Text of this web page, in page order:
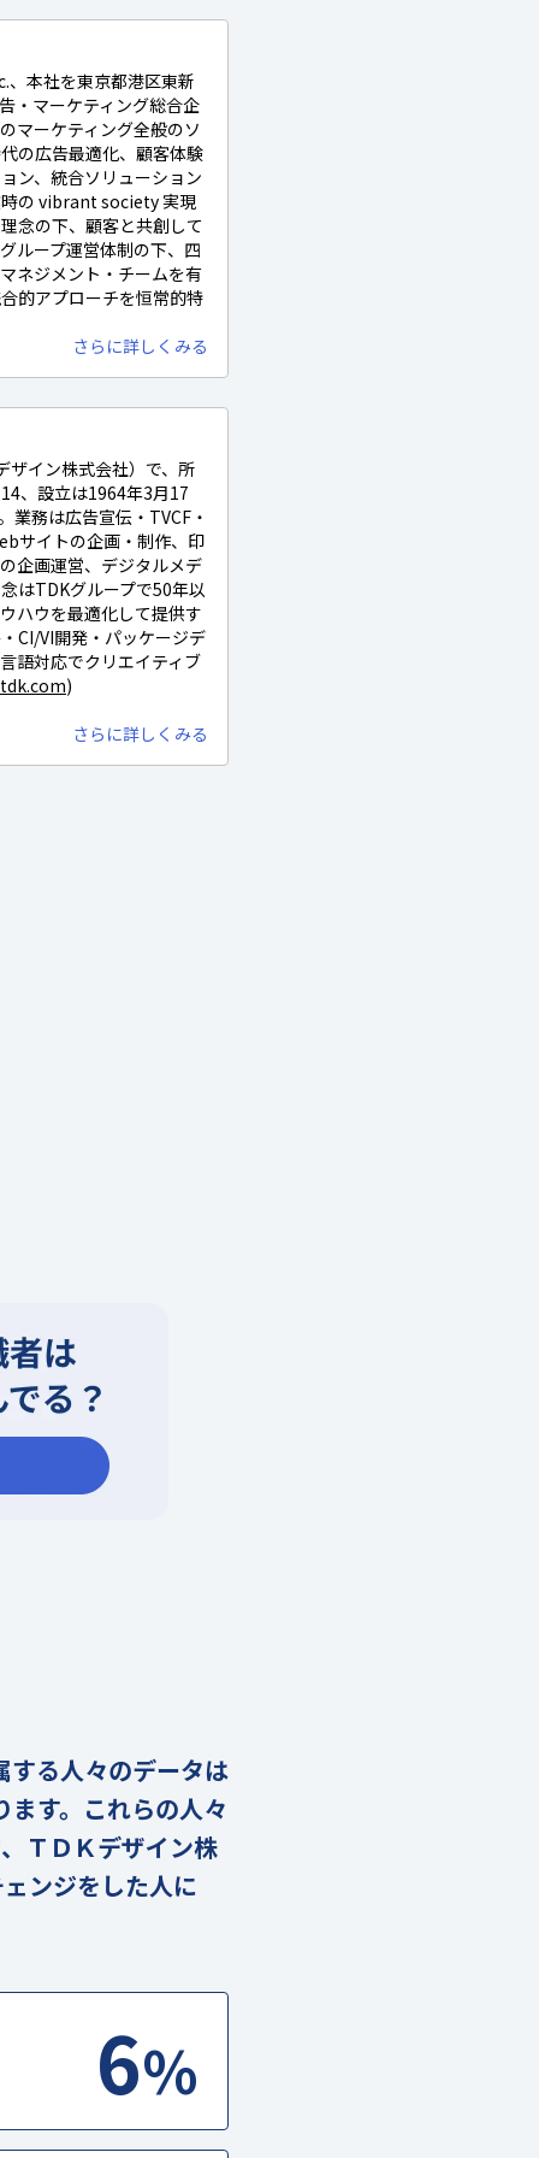
本社を東京都港区東新
・マーケティング総合企
マーケティング全般のソ
の広告最適化、顧客体験
ン、統合ソリューション
の vibrant society 実現
念の下、顧客と共創して
ループ運営体制の下、四
ネジメント・チームを有
的アプローチを恒常的特
さらに詳しくみる
イン株式会社）で、所
、設立は1964年3月17
業務は広告宣伝・TVCF・
サイトの企画・制作、印
企画運営、デジタルメデ
はTDKグループで50年以
ハウを最適化して提供す
CI/VI開発・パッケージデ
語対応でクリエイティブ
)
さらに詳しくみる
る人々のデータは
す。これらの人々
ＴＤＫデザイン株
ンジをした人に
6%